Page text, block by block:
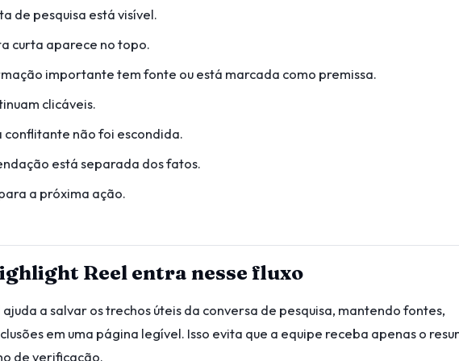
de pesquisa está visível.
curta aparece no topo.
importante tem fonte ou está marcada como premissa.
clicáveis.
conflitante não foi escondida.
está separada dos fatos.
a próxima ação.
Reel entra nesse fluxo
ajuda a salvar os trechos úteis da conversa de pesquisa, mantendo fontes,
em uma página legível. Isso evita que a equipe receba apenas o
de verificação.